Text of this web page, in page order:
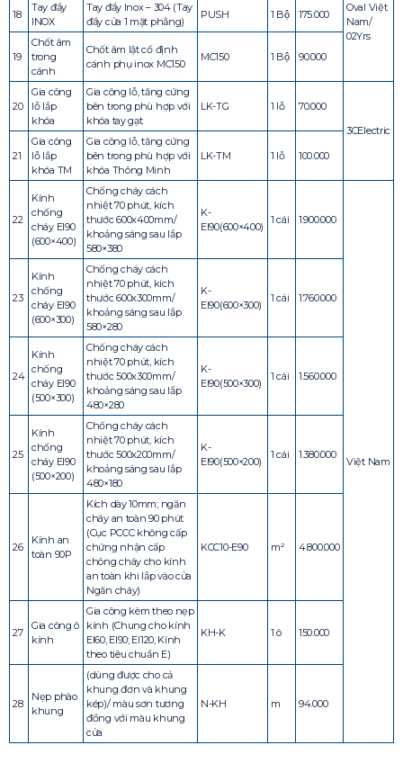
Oval Việt
Nam/
02Yrs
18
Tay đẩy
INOX
Tay đẩy Inox – 304 (Tay
đẩy cửa 1 mặt phẳng)
PUSH 1 Bộ 175.000
19
Chốt âm
trong
cánh
Chốt âm lật cố định
cánh phụ inox MC150
MC150 1 Bộ 90.000
20
Gia công
lỗ lắp
khóa
Gia công lỗ, tăng cứng
bên trong phù hợp với
khóa tay gạt
LK-TG 1 lỗ
70.000
3CElectric
21
Gia công
lỗ lắp
khóa TM
Gia công lỗ, tăng cứng
bên trong phù hợp với
khóa Thông Minh
LK-TM 1 lỗ 100.000
22
Kính
chống
cháy EI90
(600×400)
Chống cháy cách
nhiệt 70 phút, kích
thước 600x400mm/
khoảng sáng sau lắp
580×380
K-
EI90(600×400)
1 cái 1.900.000
Việt Nam
23
Kính
chống
cháy EI90
(600×300)
Chống cháy cách
nhiệt 70 phút, kích
thước 600x300mm/
khoảng sáng sau lắp
580×280
K-
EI90(600×300)
1 cái 1.760.000
24
Kính
chống
cháy EI90
(500×300)
Chống cháy cách
nhiệt 70 phút, kích
thước 500x300mm/
khoảng sáng sau lắp
480×280
K-
EI90(500×300)
1 cái 1.560.000
25
Kính
chống
cháy EI90
(500×200)
Chống cháy cách
nhiệt 70 phút, kích
thước 500x200mm/
khoảng sáng sau lắp
480×180
K-
EI90(500×200)
1 cái 1.380.000
26
Kính an
toàn 90P
Kích dày 10mm; ngăn
cháy an toàn 90 phút
(Cục PCCC không cấp
chứng nhận cấp
chông cháy cho kính
an toàn khi lắp vào cửa
Ngăn cháy)
KCC10-E90 m² 4.800.000
27
Gia công ô
kính
Gia công kèm theo nẹp
kính (Chung cho kính
EI60, EI90; EI120, Kính
theo tiêu chuẩn E)
KH-K 1 ô 150.000
28
Nẹp phào
khung
(dùng được cho cả
khung đơn và khung
kép)/ màu sơn tương
đồng với màu khung
cửa
N-KH m 94.000